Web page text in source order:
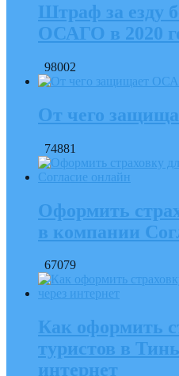
Штраф за езду
ОСАГО в 2020
98002
От чего
74881
Оформить
в компании
67079
Как оформить
туристов в
интернет